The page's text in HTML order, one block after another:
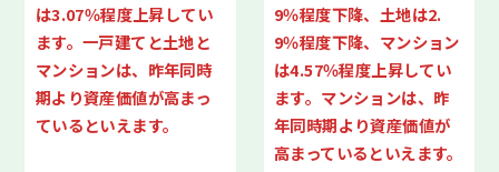
一戸建て マンション
お客様の声
は3.07％程度上昇してい
ます。一戸建てと土地と
マンションは、昨年同時
期より資産価値が高まっ
ているといえます。
9％程度下降、土地は2.
9％程度下降、マンション
は4.57％程度上昇してい
ます。マンションは、昨
年同時期より資産価値が
高まっているといえます。